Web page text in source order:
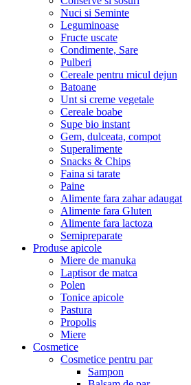
Nuci si Seminte
Leguminoase
Fructe uscate
Condimente, Sare
Pulberi
Cereale pentru micul dejun
Batoane
Unt si creme vegetale
Cereale boabe
Supe bio instant
Gem, dulceata, compot
Superalimente
Snacks & Chips
Faina si tarate
Paine
Alimente fara zahar adaugat
Alimente fara Gluten
Alimente fara lactoza
Semipreparate
Produse apicole
Miere de manuka
Laptisor de matca
Polen
Tonice apicole
Pastura
Propolis
Miere
Cosmetice
Cosmetice pentru par
Sampon